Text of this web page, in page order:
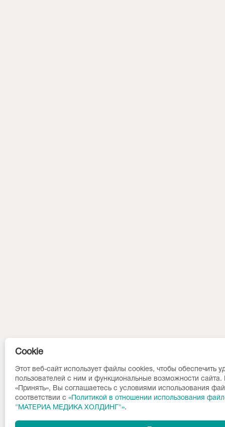
Cookie
Этот веб-сайт использует файлы cookies, чтобы обеспечить
пользователей с ним и функциональные возможности
«Принять», Вы соглашаетесь с условиями использования
соответствии c «Политикой в отношении использования
"МАТЕРИА МЕДИКА ХОЛДИНГ"».